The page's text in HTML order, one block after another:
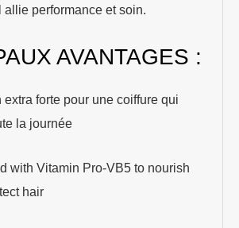
allie performance et soin.
AVANTAGES :
extra forte pour une coiffure qui
la journée
with Vitamin Pro-VB5 to nourish
hair